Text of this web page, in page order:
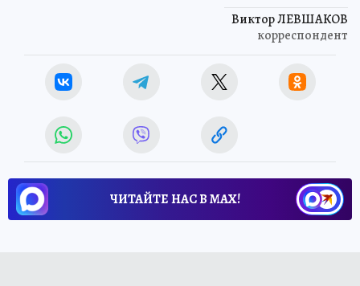
Виктор ЛЕВШАКОВ
корреспондент
ЧИТАЙТЕ НАС В МАХ!